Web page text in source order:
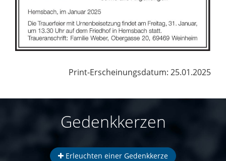
Print-Erscheinungsdatum: 25.01.2025
Gedenkkerzen
Erleuchten einer Gedenkkerze